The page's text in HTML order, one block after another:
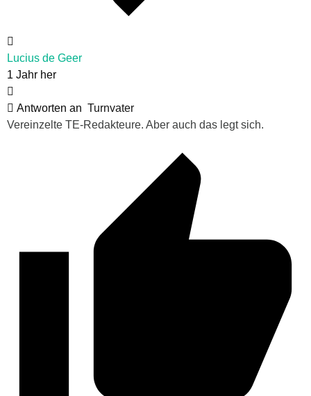
Lucius de Geer
1 Jahr her
Antworten an Turnvater
Vereinzelte TE-Redakteure. Aber auch das legt sich.